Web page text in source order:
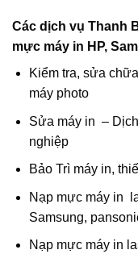
Các dịch vụ Thanh
mực máy in HP,
Kiểm tra, sửa
máy photo
Sửa máy in –
nghiệp
Bảo Trì máy in,
Nạp mực máy in
Samsung,
Nạp mực máy in